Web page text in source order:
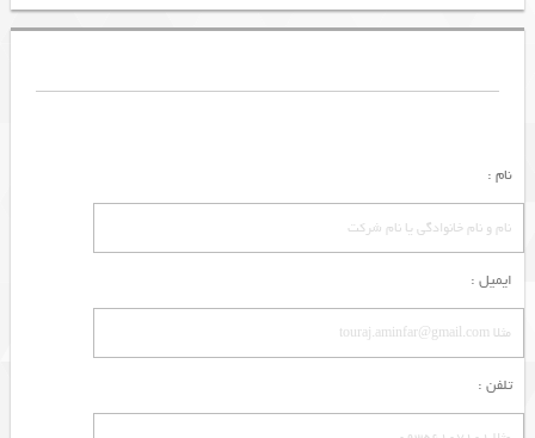
نام :
ایمیل :
تلفن :